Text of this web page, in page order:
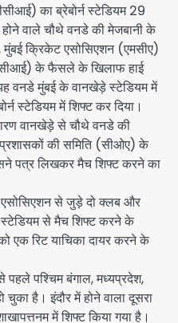
का ब्रेबोर्न स्टेडियम 29
वाले चौथे वनडे की मेजबानी के
क्रिकेट एसोसिएशन (एमसीए)
के फैसले के खिलाफ हाई
वनडे मुंबई के वानखेड़े स्टेडियम में
स्टेडियम में शिफ्ट कर दिया।
वानखेड़े से चौथे वनडे की
की समिति (सीओए) के
पत्र लिखकर मैच शिफ्ट करने का
से जुड़े दो क्लब और
स्टेडियम से मैच शिफ्ट करने के
एक रिट याचिका दायर करने के
पश्चिम बंगाल, मध्यप्रदेश,
है। इंदौर में होने वाला दूसरा
में शिफ्ट किया गया है।